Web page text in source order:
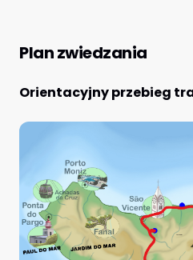
Plan zwiedzania
Orientacyjny przebieg